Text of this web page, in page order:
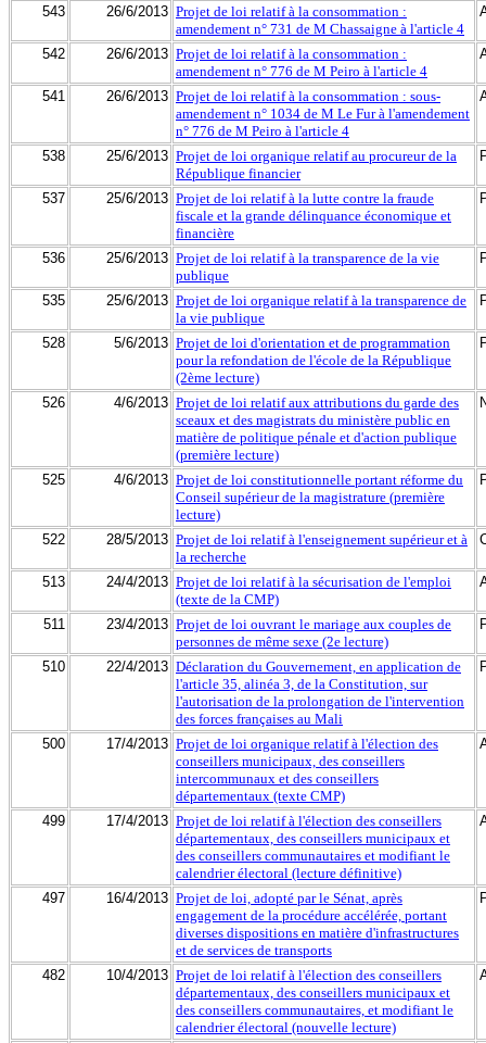
543 26/6/2013 Projet de loi relatif à la consommation :
amendement n° 731 de M Chassaigne à l'article 4
542 26/6/2013 Projet de loi relatif à la consommation :
amendement n° 776 de M Peiro à l'article 4
541 26/6/2013 Projet de loi relatif à la consommation : sous-
amendement n° 1034 de M Le Fur à l'amendement
n° 776 de M Peiro à l'article 4
538 25/6/2013 Projet de loi organique relatif au procureur de la
République financier
537 25/6/2013 Projet de loi relatif à la lutte contre la fraude
fiscale et la grande délinquance économique et
financière
536 25/6/2013 Projet de loi relatif à la transparence de la vie
publique
535 25/6/2013 Projet de loi organique relatif à la transparence de
la vie publique
528 5/6/2013 Projet de loi d'orientation et de programmation
pour la refondation de l'école de la République
(2ème lecture)
526 4/6/2013 Projet de loi relatif aux attributions du garde des
sceaux et des magistrats du ministère public en
matière de politique pénale et d'action publique
(première lecture)
525 4/6/2013 Projet de loi constitutionnelle portant réforme du
Conseil supérieur de la magistrature (première
lecture)
522 28/5/2013 Projet de loi relatif à l'enseignement supérieur et à
la recherche
513 24/4/2013 Projet de loi relatif à la sécurisation de l'emploi
(texte de la CMP)
511 23/4/2013 Projet de loi ouvrant le mariage aux couples de
personnes de même sexe (2e lecture)
510 22/4/2013 Déclaration du Gouvernement, en application de
l'article 35, alinéa 3, de la Constitution, sur
l'autorisation de la prolongation de l'intervention
des forces françaises au Mali
500 17/4/2013 Projet de loi organique relatif à l'élection des
conseillers municipaux, des conseillers
intercommunaux et des conseillers
départementaux (texte CMP)
499 17/4/2013 Projet de loi relatif à l'élection des conseillers
départementaux, des conseillers municipaux et
des conseillers communautaires et modifiant le
calendrier électoral (lecture définitive)
497 16/4/2013 Projet de loi, adopté par le Sénat, après
engagement de la procédure accélérée, portant
diverses dispositions en matière d'infrastructures
et de services de transports
482 10/4/2013 Projet de loi relatif à l'élection des conseillers
départementaux, des conseillers municipaux et
des conseillers communautaires, et modifiant le
calendrier électoral (nouvelle lecture)